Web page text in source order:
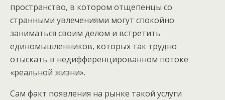
пространство, в котором отщепенцы со
странными увлечениями могут спокойно
заниматься своим делом и встретить
единомышленников, которых так трудно
отыскать в недифференцированном потоке
«реальной жизни».
Сам факт появления на рынке такой услуги